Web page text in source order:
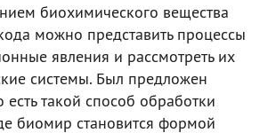
биохимического вещества
можно представить процессы
явления и рассмотреть их
системы. Был предложен
есть такой способ обработки
биомир становится формой